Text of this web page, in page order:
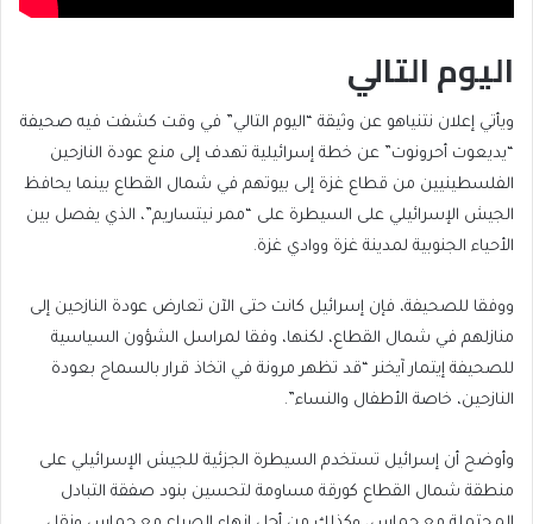
اليوم التالي
ويأتي إعلان نتنياهو عن وثيقة “اليوم التالي” في وقت كشفت فيه صحيفة
“يديعوت أحرونوت” عن خطة إسرائيلية تهدف إلى منع عودة النازحين
الفلسطينيين من قطاع غزة إلى بيوتهم في شمال القطاع بينما يحافظ
الجيش الإسرائيلي على السيطرة على “ممر نيتساريم”، الذي يفصل بين
الأحياء الجنوبية لمدينة غزة ووادي غزة.
ووفقا للصحيفة، فإن إسرائيل كانت حتى الآن تعارض عودة النازحين إلى
منازلهم في شمال القطاع، لكنها، وفقا لمراسل الشؤون السياسية
للصحيفة إيتمار آيخنر “قد تظهر مرونة في اتخاذ قرار بالسماح بعودة
النازحين، خاصة الأطفال والنساء”.
وأوضح أن إسرائيل تستخدم السيطرة الجزئية للجيش الإسرائيلي على
منطقة شمال القطاع كورقة مساومة لتحسين بنود صفقة التبادل